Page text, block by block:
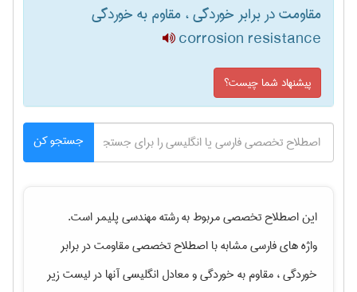
مقاومت در برابر خوردگی ، مقاوم به خوردگی
corrosion resistance
پیشنهاد شما چیست؟
جستجو کن
این اصطلاح تخصصی مربوط به رشتهمهندسی پليمراست.
واژه های فارسی مشابه با اصطلاح تخصصیمقاومت در برابر
خوردگی ، مقاوم به خوردگیو معادل انگلیسی آنها در لیست زیر